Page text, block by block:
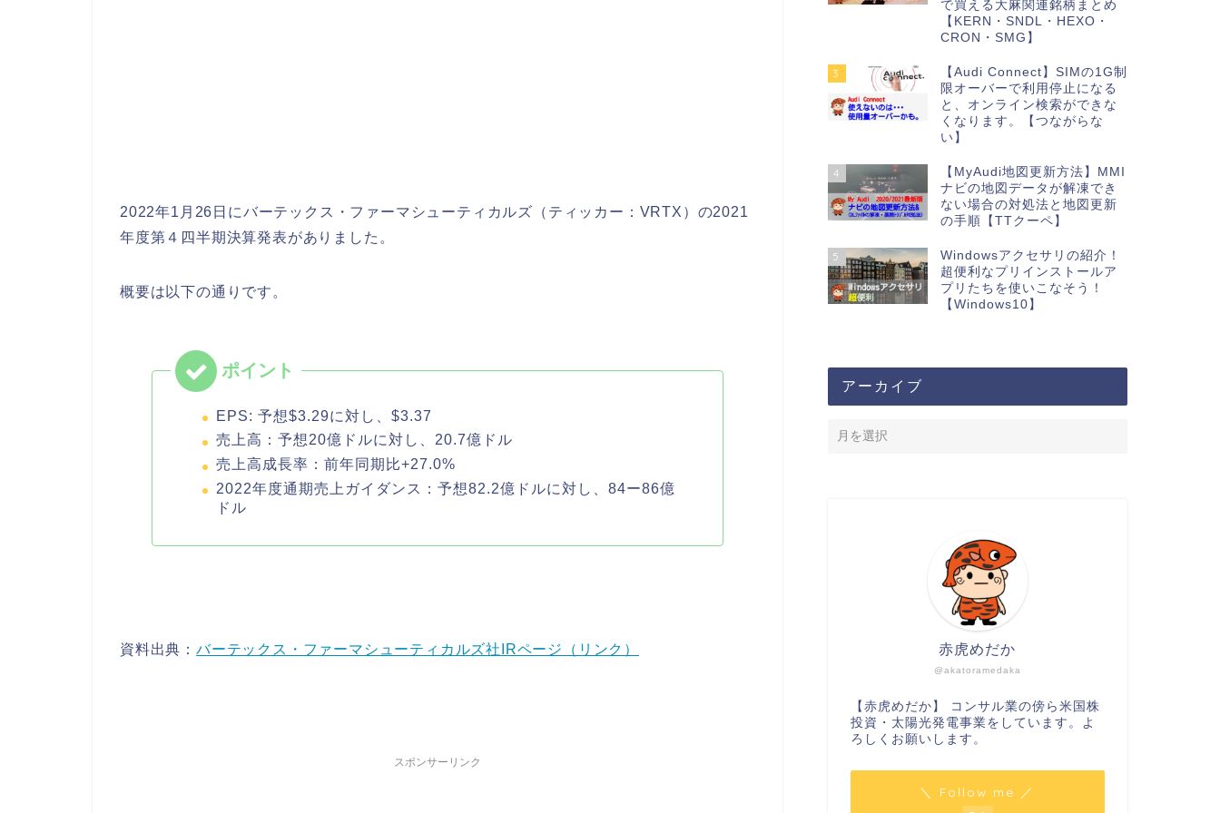
2022年1月26日にバーテックス・ファーマシューティカルズ（ティッカー：VRTX）の2021
年度第４四半期決算発表がありました。
概要は以下の通りです。
EPS: 予想$3.29に対し、$3.37
売上高：予想20億ドルに対し、20.7億ドル
売上高成長率：前年同期比+27.0%
2022年度通期売上ガイダンス：予想82.2億ドルに対し、84ー86億
ドル
資料出典： バーテックス・ファーマシューティカルズ社IRページ（リンク）
スポンサーリンク
で買える大麻関連銘柄まとめ
【KERN・SNDL・HEXO・
CRON・SMG】
3
【Audi Connect】SIMの1G制
限オーバーで利用停止になる
と、オンライン検索ができな
くなります。【つながらな
い】
4
【MyAudi地図更新方法】MMI
ナビの地図データが解凍でき
ない場合の対処法と地図更新
の手順【TTクーペ】
5
Windowsアクセサリの紹介！
超便利なプリインストールア
プリたちを使いこなそう！
【Windows10】
アーカイブ
@akatoramedaka
赤虎めだか
【赤虎めだか】 コンサル業の傍ら米国株
投資・太陽光発電事業をしています。よ
ろしくお願いします。
＼ Follow me ／